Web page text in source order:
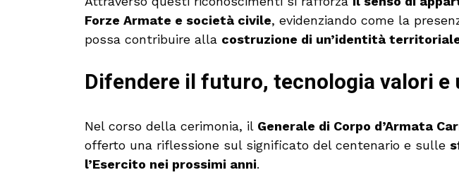
Forze Armate e società civile, evidenziando come la
possa contribuire alla costruzione di un’identità
Difendere il futuro, tecnologia valori e
Nel corso della cerimonia, il Generale di Corpo d’Armata
offerto una riflessione sul significato del centenario e sulle
l’Esercito nei prossimi anni.